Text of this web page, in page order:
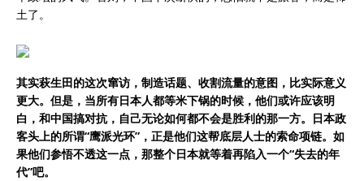
土了。
其实萩生田的这次窜访，制造话题、收割流量的意图，比实际意义
更大。但是，当所有日本人都等米下锅的时候，他们或许应该明
白，和中国搞对抗，自己无论如何都不会是胜利的那一方。日本政
客头上的所谓“鹰派光环”，正是他们这帮底层人士的索命项链。如
果他们参悟不透这一点，那整个日本就等着再陷入一个“失去的年
代”吧。